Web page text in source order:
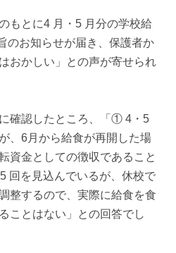
もとに4 月・5 月分の学校給
のお知らせが届き、保護者か
おかしい」との声が寄せられ
確認したところ、「① 4・5
、6月から給食が再開した場
資金としての徴収であること
回を見込んでいるが、休校で
整するので、実際に給食を食
ことはない」との回答でし